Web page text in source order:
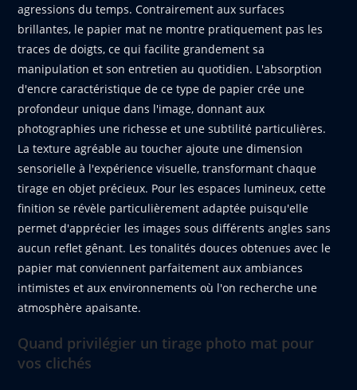
agressions du temps. Contrairement aux surfaces
brillantes, le papier mat ne montre pratiquement pas les
traces de doigts, ce qui facilite grandement sa
manipulation et son entretien au quotidien. L'absorption
d'encre caractéristique de ce type de papier crée une
profondeur unique dans l'image, donnant aux
photographies une richesse et une subtilité particulières.
La texture agréable au toucher ajoute une dimension
sensorielle à l'expérience visuelle, transformant chaque
tirage en objet précieux. Pour les espaces lumineux, cette
finition se révèle particulièrement adaptée puisqu'elle
permet d'apprécier les images sous différents angles sans
aucun reflet gênant. Les tonalités douces obtenues avec le
papier mat conviennent parfaitement aux ambiances
intimistes et aux environnements où l'on recherche une
atmosphère apaisante.
Quand privilégier un tirage photo mat pour
vos clichés